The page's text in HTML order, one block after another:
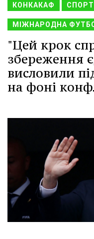
КОНКАКАФ СПОРТ
МІЖНАРОДНА
"Цей крок
збереження
висловили
на фоні